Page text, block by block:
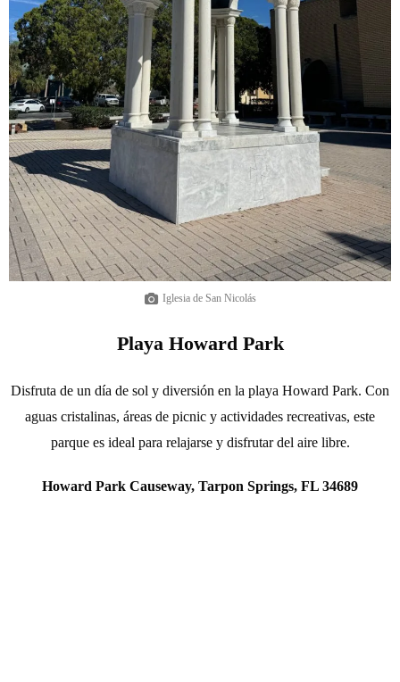
Iglesia de San Nicolás
Playa Howard Park
Disfruta de un día de sol y diversión en la playa Howard Park. Con
aguas cristalinas, áreas de picnic y actividades recreativas, este
parque es ideal para relajarse y disfrutar del aire libre.
Howard Park Causeway, Tarpon Springs, FL 34689